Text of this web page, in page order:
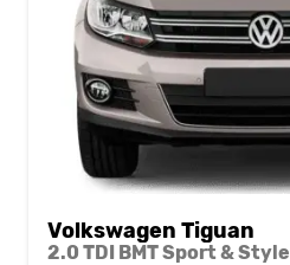
Volkswagen Tiguan
2.0 TDI BMT Sport & Style